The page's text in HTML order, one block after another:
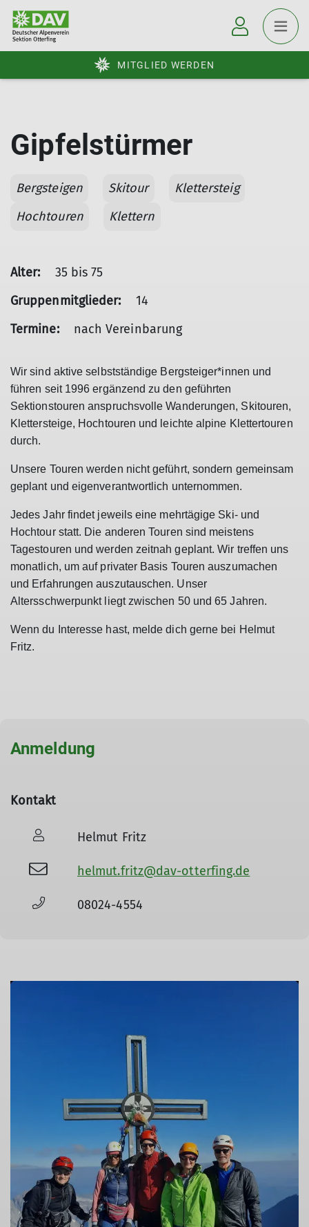
MITGLIED WERDEN
Gipfelstürmer
Bergsteigen Skitour
Klettersteig
Hochtouren
Klettern
Alter:
35 bis 75
Gruppenmitglieder:
14
Termine:
nach Vereinbarung
Wir sind aktive selbstständige Bergsteiger*innen und
führen seit 1996 ergänzend zu den geführten
Sektionstouren anspruchsvolle Wanderungen, Skitouren,
Klettersteige, Hochtouren und leichte alpine Klettertouren
durch.
Unsere Touren werden nicht geführt, sondern gemeinsam
geplant und eigenverantwortlich unternommen.
Jedes Jahr findet jeweils eine mehrtägige Ski- und
Hochtour statt. Die anderen Touren sind meistens
Tagestouren und werden zeitnah geplant. Wir treffen uns
monatlich, um auf privater Basis Touren auszumachen
und Erfahrungen auszutauschen. Unser
Altersschwerpunkt liegt zwischen 50 und 65 Jahren.
Wenn du Interesse hast, melde dich gerne bei Helmut
Fritz.
Anmeldung
Kontakt
Helmut Fritz
helmut.fritz@dav-otterfing.de
08024-4554
© Helmut Fritz